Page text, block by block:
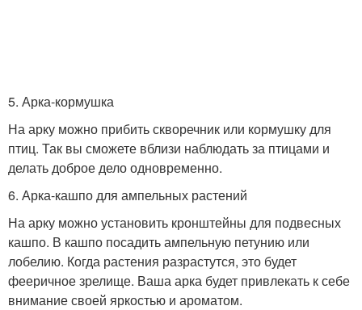
5. Арка-кормушка
На арку можно прибить скворечник или кормушку для
птиц. Так вы сможете вблизи наблюдать за птицами и
делать доброе дело одновременно.
6. Арка-кашпо для ампельных растений
На арку можно установить кронштейны для подвесных
кашпо. В кашпо посадить ампельную петунию или
лобелию. Когда растения разрастутся, это будет
фееричное зрелище. Ваша арка будет привлекать к себе
внимание своей яркостью и ароматом.